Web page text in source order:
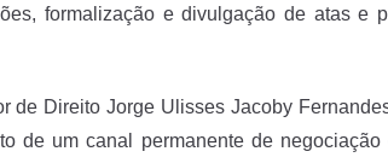
formalização e divulgação de atas e
de Direito Jorge Ulisses Jacoby
de um canal permanente de